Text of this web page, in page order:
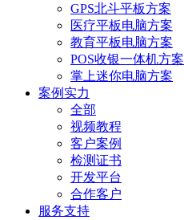
GPS北斗平板方案
医疗平板电脑方案
教育平板电脑方案
POS收银一体机方案
掌上迷你电脑方案
案例实力
全部
视频教程
客户案例
检测证书
开发平台
合作客户
服务支持